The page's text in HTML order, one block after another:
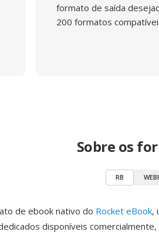
formato de saída
200 formatos
Sobre os
RB
de ebook nativo do Rocket eBook,
disponíveis